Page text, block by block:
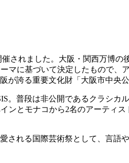
されました。大阪・関西万博
に基づいて決定したもので
が誇る重要文化財「大阪市中央
普段は非公開であるクラシカ
ンとモナコから2名のアーティ
れる国際芸術祭として、言語